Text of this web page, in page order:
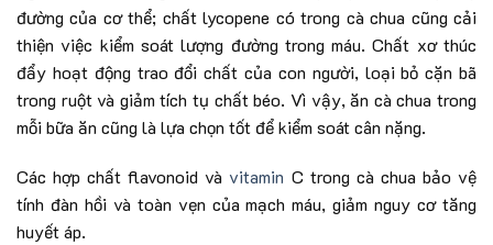
đường của cơ thể; chất lycopene có trong cà chua cũng cải
thiện việc kiểm soát lượng đường trong máu. Chất xơ thúc
đẩy hoạt động trao đổi chất của con người, loại bỏ cặn bã
trong ruột và giảm tích tụ chất béo. Vì vậy, ăn cà chua trong
mỗi bữa ăn cũng là lựa chọn tốt để kiểm soát cân nặng.
Các hợp chất flavonoid và vitamin C trong cà chua bảo vệ
tính đàn hồi và toàn vẹn của mạch máu, giảm nguy cơ tăng
huyết áp.